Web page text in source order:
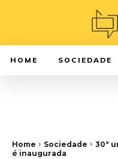
HOME SOCIEDADE
Home Sociedade
30ª
é inaugurada